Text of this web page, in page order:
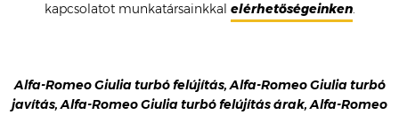
kapcsolatot munkatársainkkal elérhetőségeinken.
Alfa-Romeo Giulia turbó felújítás, Alfa-Romeo Giulia turbó
javítás, Alfa-Romeo Giulia turbó felújítás árak, Alfa-Romeo